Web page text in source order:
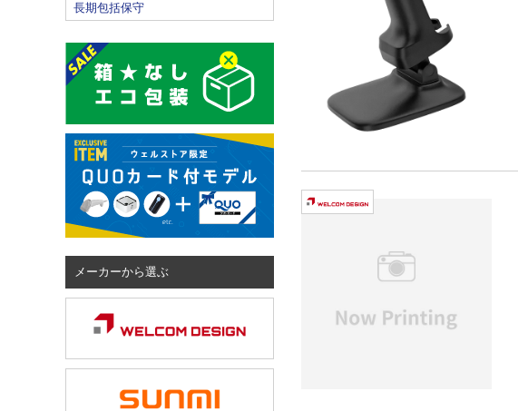
長期包括保守
メーカーから選ぶ